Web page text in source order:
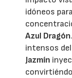
idóneos
Azul Dragón
intensos
Jazmín